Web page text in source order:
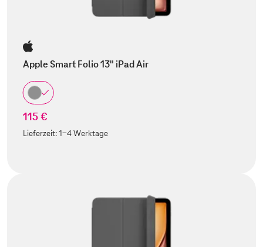
Apple Smart Folio 13" iPad Air
115 €
Lieferzeit:1-4 Werktage